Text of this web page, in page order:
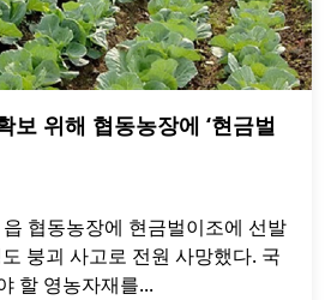
보 위해 협동농장에 ‘현금벌
협동농장에 현금벌이조에 선발
붕괴 사고로 전원 사망했다. 국
할 영농자재를...